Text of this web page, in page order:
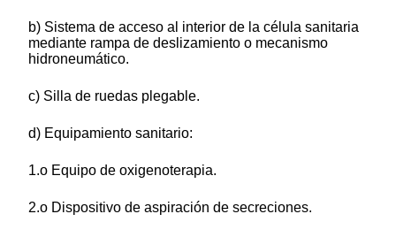
b) Sistema de acceso al interior de la célula sanitaria
mediante rampa de deslizamiento o mecanismo
hidroneumático.
c) Silla de ruedas plegable.
d) Equipamiento sanitario:
1.o Equipo de oxigenoterapia.
2.o Dispositivo de aspiración de secreciones.